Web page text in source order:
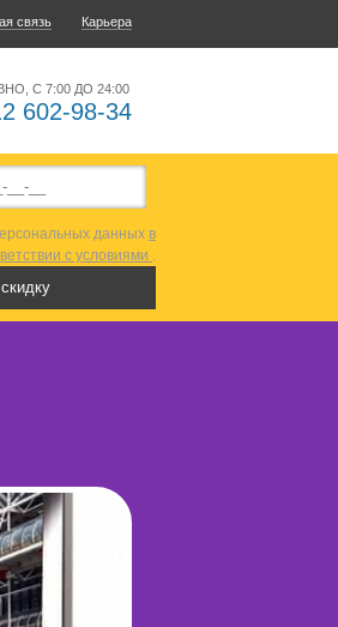
связь Карьера
С 7:00 ДО 24:00
602-98-34
данных в
с условиями .